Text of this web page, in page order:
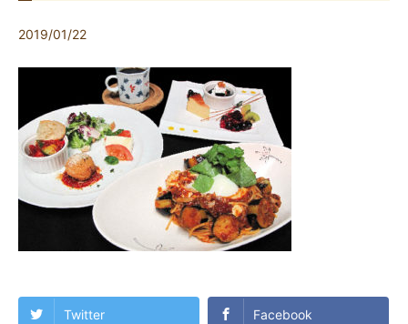
2019/01/22
Twitter Facebook